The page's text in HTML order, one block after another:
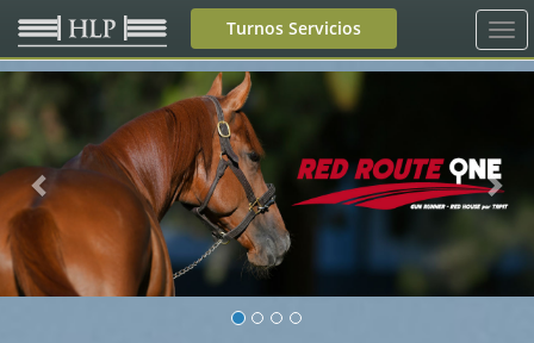
Turnos Servicios
Previous